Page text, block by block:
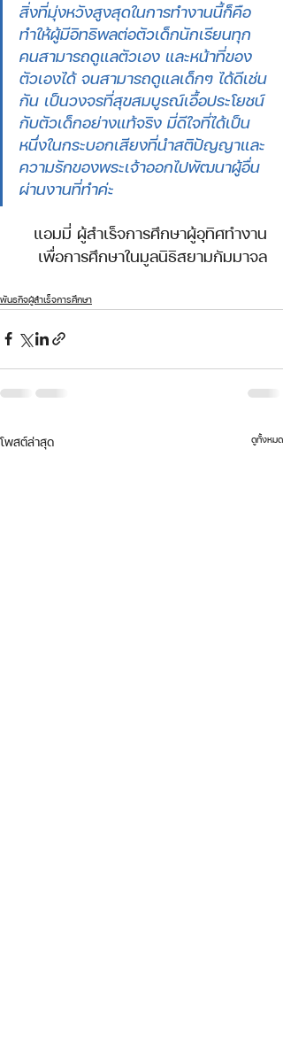
สิ่งที่มุ่งหวังสูงสุดในการทำงานนี้ก็คือ
ทำให้ผู้มีอิทธิพลต่อตัวเด็กนักเรียนทุก
คนสามารถดูแลตัวเอง และหน้าที่ของ
ตัวเองได้ จนสามารถดูแลเด็กๆ ได้ดีเช่น
กัน เป็นวงจรที่สุขสมบูรณ์เอื้อประโยชน์
กับตัวเด็กอย่างแท้จริง มี่ดีใจที่ได้เป็น
หนึ่งในกระบอกเสียงที่นำสติปัญญาและ
ความรักของพระเจ้าออกไปพัฒนาผู้อื่น
ผ่านงานที่ทำค่ะ
แอมมี่ ผู้สำเร็จการศึกษาผู้อุทิศทำงาน
เพื่อการศึกษาในมูลนิธิสยามกัมมาจล
พันธกิจผู้สำเร็จการศึกษา
โพสต์ล่าสุด ดูทั้งหมด